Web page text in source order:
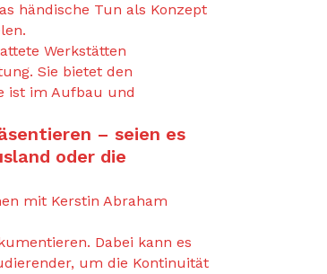
händische Tun als Konzept
Werkstätten
Sie bietet den
ist im Aufbau und
– seien es
oder die
mit Kerstin Abraham
Dabei kann es
um die Kontinuität